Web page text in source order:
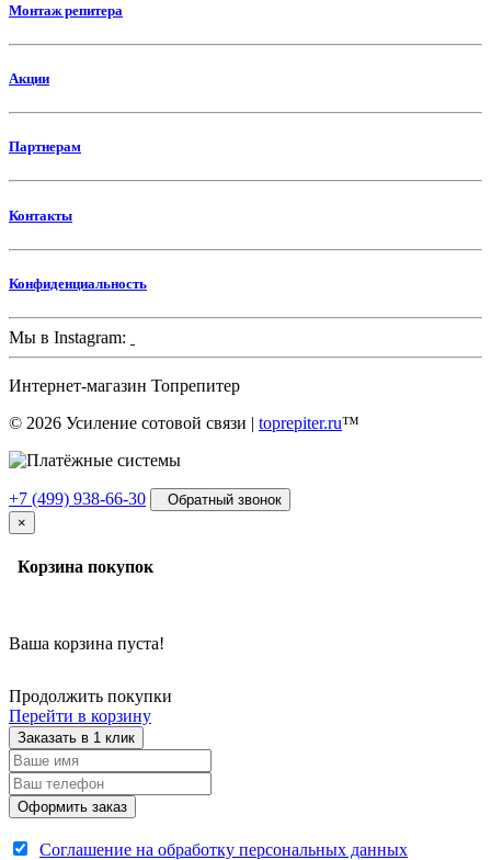
Монтаж репитера
Акции
Партнерам
Контакты
Конфиденциальность
Мы в Instagram:
Интернет-магазин Топрепитер
© 2026 Усиление сотовой связи | toprepiter.ru™
+7 (499) 938-66-30
Обратный звонок
×
Корзина покупок
Ваша корзина пуста!
Продолжить покупки
Перейти в корзину
Заказать в 1 клик
Оформить заказ
Соглашение на обработку персональных данных